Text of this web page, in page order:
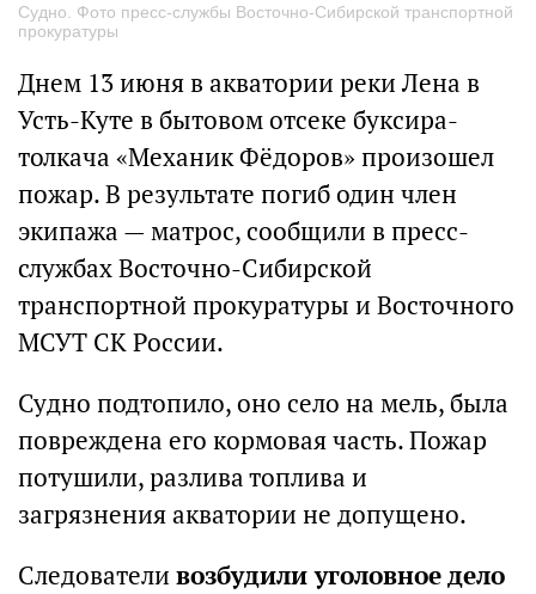
Судно. Фото пресс-службы Восточно-Сибирской транспортной
прокуратуры
Днем 13 июня в акватории реки Лена в
Усть-Куте в бытовом отсеке буксира-
толкача «Механик Фёдоров» произошел
пожар. В результате погиб один член
экипажа — матрос, сообщили в пресс-
службах Восточно-Сибирской
транспортной прокуратуры и Восточного
МСУТ СК России.
Судно подтопило, оно село на мель, была
повреждена его кормовая часть. Пожар
потушили, разлива топлива и
загрязнения акватории не допущено.
Следователи возбудили уголовное дело